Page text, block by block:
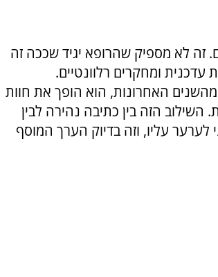
זה לא מספיק שהרופא יגיד שככה זה
ומחקרים רלוונטיים.
האחרונות, הוא הופך את חוות
הזה בין כתיבה נהירה לבין
עליו, וזה בדיוק הערך המוסף